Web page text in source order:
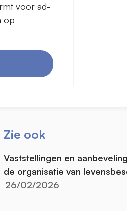
voor ad-
op
Zie ook
Vaststellingen en
de organisatie van
26/02/2026